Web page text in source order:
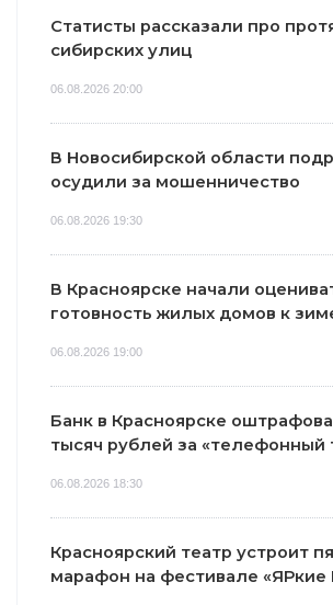
Статисты рассказали про
сибирских улиц
06.08.2026 20:00
В Новосибирской области
осудили за мошенничество
06.08.2026 19:30
В Красноярске начали
готовность жилых домов к
06.08.2026 19:00
Банк в Красноярске
тысяч рублей за «телефонный
06.08.2026 18:30
Красноярский театр устроит
марафон на фестивале «ЯРкие